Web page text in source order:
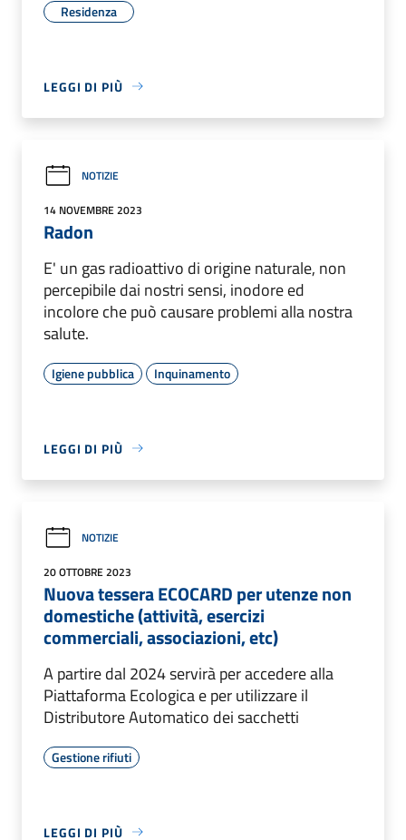
Residenza
LEGGI DI PIÙ
NOTIZIE
14 NOVEMBRE 2023
Radon
E' un gas radioattivo di origine naturale, non
percepibile dai nostri sensi, inodore ed
incolore che può causare problemi alla nostra
salute.
Igiene pubblica Inquinamento
LEGGI DI PIÙ
NOTIZIE
20 OTTOBRE 2023
Nuova tessera ECOCARD per utenze non
domestiche (attività, esercizi
commerciali, associazioni, etc)
A partire dal 2024 servirà per accedere alla
Piattaforma Ecologica e per utilizzare il
Distributore Automatico dei sacchetti
Gestione rifiuti
LEGGI DI PIÙ